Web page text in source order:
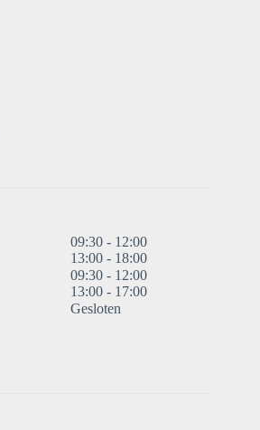
09:30 - 12:00
13:00 - 18:00
09:30 - 12:00
13:00 - 17:00
Gesloten